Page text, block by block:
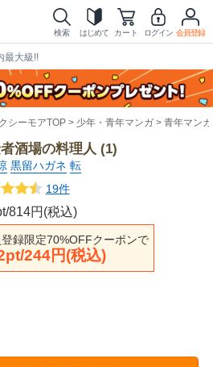
検索 はじめて カート ログイン 会員登録
最大級!!
シーモアTOP 少年・青年マンガ 青年マンガ
酒場の料理人 (1)
黒留ハガネ 転
19件
814円(税込)
録限定70%OFFクーポンで
244円(税込)